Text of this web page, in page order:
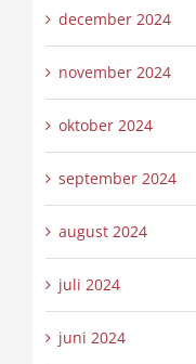
december 2024
november 2024
oktober 2024
september 2024
august 2024
juli 2024
juni 2024